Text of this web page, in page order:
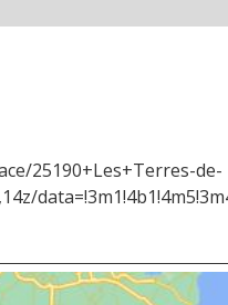
25190+Les+Terres-de-